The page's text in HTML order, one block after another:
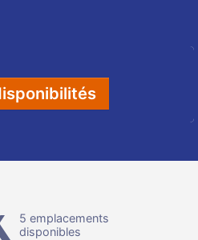
5 emplacements
disponibles